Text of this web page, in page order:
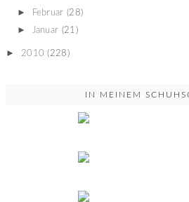
► Februar (28)
► Januar (21)
► 2010 (228)
IN MEINEM